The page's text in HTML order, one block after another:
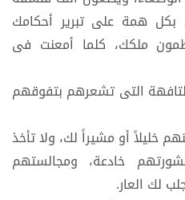
بكل همة على تبرير أحكامك
ملكك، كلما أمعنت فى
التى تشعرهم بتفوقهم
خليلاً أو مشيراً لك، ولا تأخذ
خادعة، ومجالستهم
لك العار.